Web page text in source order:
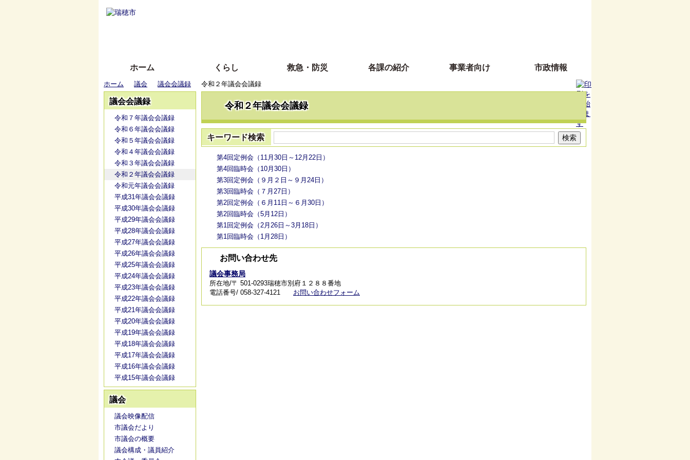
ホーム くらし 救急・防災 各課の紹介 事業者向け 市政情報
ホーム 議会 議会会議録 令和２年議会会議録
議会会議録
令和７年議会会議録
令和６年議会会議録
令和５年議会会議録
令和４年議会会議録
令和３年議会会議録
令和２年議会会議録
令和元年議会会議録
平成31年議会会議録
平成30年議会会議録
平成29年議会会議録
平成28年議会会議録
平成27年議会会議録
平成26年議会会議録
平成25年議会会議録
平成24年議会会議録
平成23年議会会議録
平成22年議会会議録
平成21年議会会議録
平成20年議会会議録
平成19年議会会議録
平成18年議会会議録
平成17年議会会議録
平成16年議会会議録
平成15年議会会議録
議会
議会映像配信
市議会だより
市議会の概要
議会構成・議員紹介
令和２年議会会議録
キーワード検索
第4回定例会（11月30日～12月22日）
第4回臨時会（10月30日）
第3回定例会（９月２日～９月24日）
第3回臨時会（７月27日）
第2回定例会（６月11日～６月30日）
第2回臨時会（5月12日）
第1回定例会（2月26日～3月18日）
第1回臨時会（1月28日）
お問い合わせ先
議会事務局
所在地/〒 501-0293瑞穂市別府１２８８番地
電話番号/ 058-327-4121
お問い合わせフォーム